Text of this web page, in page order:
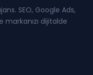
SEO, Google Ads,
dijitalde